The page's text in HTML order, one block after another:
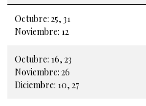
Octubre: 25, 31
Noviembre: 12
Octubre: 16, 23
Noviembre: 26
Diciembre: 10, 27